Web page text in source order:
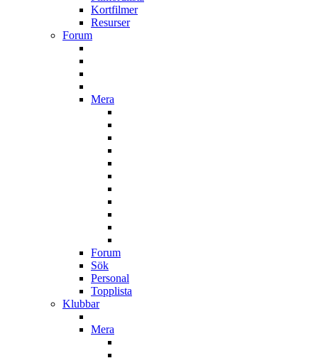
Kortfilmer
Resurser
Forum
Mera
Forum
Sök
Personal
Topplista
Klubbar
Mera